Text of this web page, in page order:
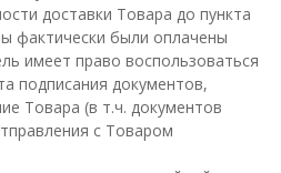
доставки Товара до пункта
фактически были оплачены
имеет право воспользоваться
подписания документов,
Товара (в т.ч. документов
с Товаром